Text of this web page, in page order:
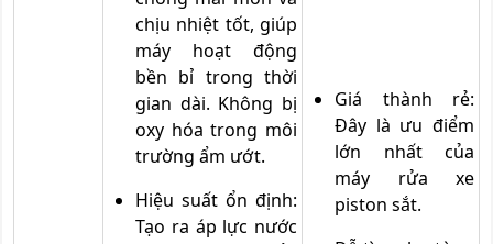
chịu nhiệt tốt, giúp
máy hoạt động
bền bỉ trong thời
gian dài. Không bị
oxy hóa trong môi
trường ẩm ướt.
Hiệu suất ổn định:
Tạo ra áp lực nước
Giá thành rẻ:
Đây là ưu điểm
lớn nhất của
máy rửa xe
piston sắt.